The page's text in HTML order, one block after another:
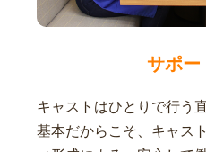
サポー
キャストはひとりで行う
基本だからこそ、キャス